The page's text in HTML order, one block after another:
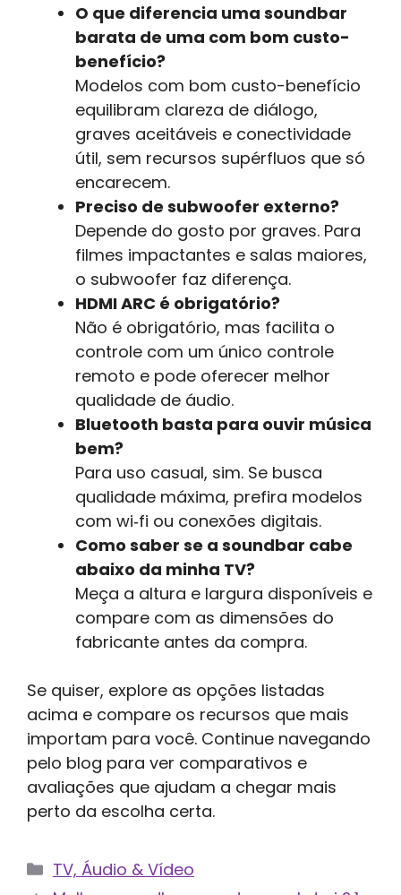
O que diferencia uma soundbar
barata de uma com bom custo-
benefício?
Modelos com bom custo-benefício
equilibram clareza de diálogo,
graves aceitáveis e conectividade
útil, sem recursos supérfluos que só
encarecem.
Preciso de subwoofer externo?
Depende do gosto por graves. Para
filmes impactantes e salas maiores,
o subwoofer faz diferença.
HDMI ARC é obrigatório?
Não é obrigatório, mas facilita o
controle com um único controle
remoto e pode oferecer melhor
qualidade de áudio.
Bluetooth basta para ouvir música
bem?
Para uso casual, sim. Se busca
qualidade máxima, prefira modelos
com wi‑fi ou conexões digitais.
Como saber se a soundbar cabe
abaixo da minha TV?
Meça a altura e largura disponíveis e
compare com as dimensões do
fabricante antes da compra.
Se quiser, explore as opções listadas
acima e compare os recursos que mais
importam para você. Continue navegando
pelo blog para ver comparativos e
avaliações que ajudam a chegar mais
perto da escolha certa.
Categorias
TV, Áudio & Vídeo